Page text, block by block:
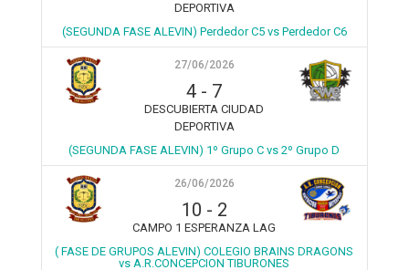
DEPORTIVA
(SEGUNDA FASE ALEVIN) Perdedor C5 vs Perdedor C6
27/06/2026
4 - 7
DESCUBIERTA CIUDAD
DEPORTIVA
(SEGUNDA FASE ALEVIN) 1º Grupo C vs 2º Grupo D
26/06/2026
10 - 2
CAMPO 1 ESPERANZA LAG
( FASE DE GRUPOS ALEVIN) COLEGIO BRAINS DRAGONS
vs A.R.CONCEPCION TIBURONES